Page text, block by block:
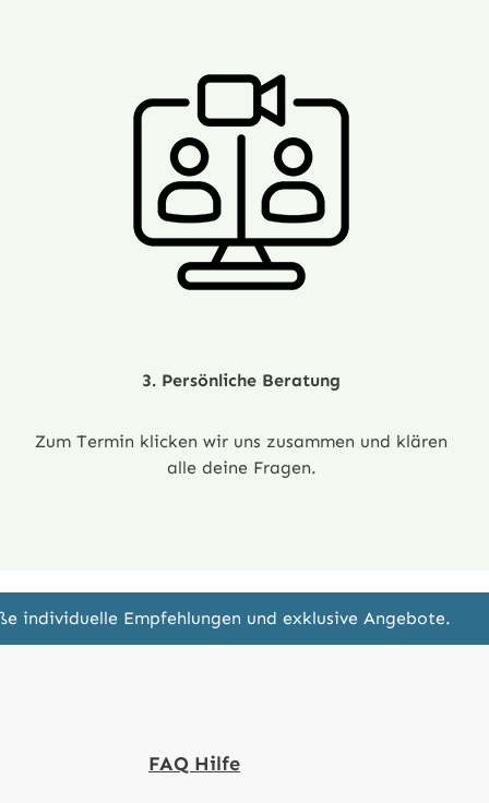
3. Persönliche Beratung
Zum Termin klicken wir uns zusammen und klären
alle deine Fragen.
individuelle Empfehlungen und exklusive Angebote.
FAQ Hilfe